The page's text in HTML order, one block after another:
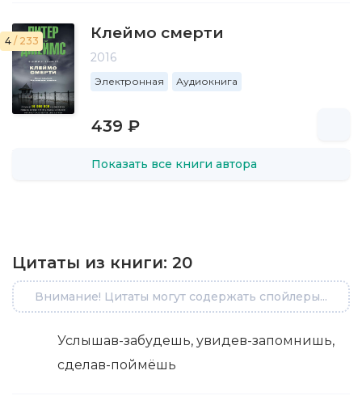
4 / 233 Клеймо смерти
2016
Электронная Аудиокнига
439 ₽
Показать все книги автора
Цитаты из книги: 20
Внимание! Цитаты могут содержать спойлеры...
Услышав-забудешь, увидев-запомнишь,
сделав-поймёшь